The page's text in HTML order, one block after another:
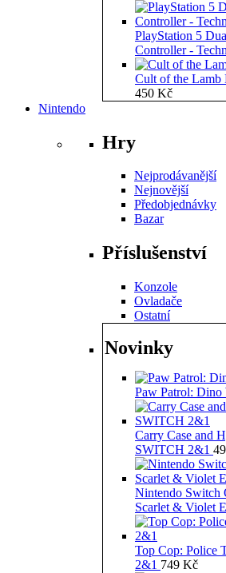
PlayStation 5
Controller -
Cult of the
450 Kč
Nintendo
Hry
Nejprodávanější
Nejnovější
Předobjednávky
Bazar
Příslušenství
Konzole
Ovladače
Ostatní
Novinky
Paw Patrol: Dino
Carry Case and
SWITCH 2&1
Nintendo Switch
Scarlet & Violet
Top Cop: Police
2&1 749 Kč